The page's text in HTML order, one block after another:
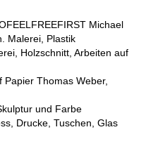
Michael
Malerei, Plastik
Holzschnitt, Arbeiten auf
Thomas Weber,
und Farbe
Drucke, Tuschen, Glas